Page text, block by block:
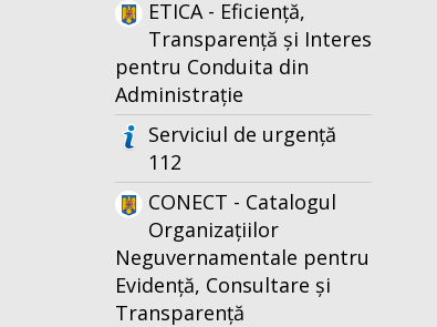
ETICA - Eficiență,
Transparență și Interes
pentru Conduita din
Administrație
Serviciul de urgență
112
CONECT - Catalogul
Organizațiilor
Neguvernamentale pentru
Evidență, Consultare și
Transparență